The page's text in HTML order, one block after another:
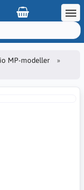
MP-modeller